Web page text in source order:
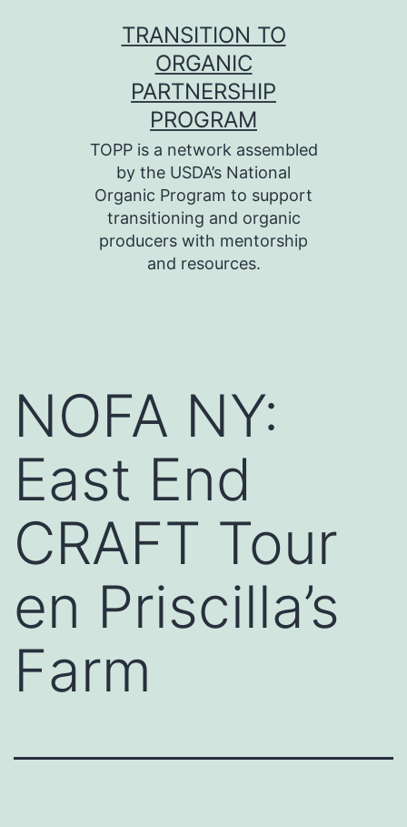
TRANSITION TO
ORGANIC
PARTNERSHIP
PROGRAM
TOPP is a network assembled
by the USDA’s National
Organic Program to support
transitioning and organic
producers with mentorship
and resources.
NOFA NY:
East End
CRAFT Tour
en Priscilla’s
Farm